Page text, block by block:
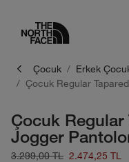
Çocuk Erkek
Çocuk Regular
Çocuk Regular
Jogger
2.474,25 TL
3.299,00 TL